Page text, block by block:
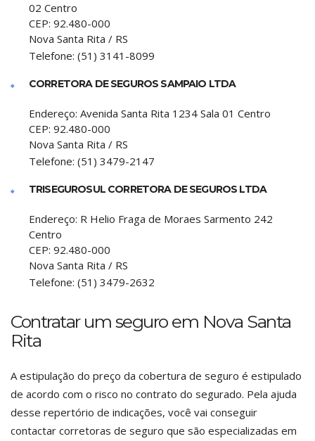
02 Centro
CEP: 92.480-000
Nova Santa Rita / RS
Telefone: (51) 3141-8099
CORRETORA DE SEGUROS SAMPAIO LTDA
Endereço: Avenida Santa Rita 1234 Sala 01 Centro
CEP: 92.480-000
Nova Santa Rita / RS
Telefone: (51) 3479-2147
TRISEGUROSUL CORRETORA DE SEGUROS LTDA
Endereço: R Helio Fraga de Moraes Sarmento 242
Centro
CEP: 92.480-000
Nova Santa Rita / RS
Telefone: (51) 3479-2632
Contratar um seguro em Nova Santa
Rita
A estipulação do preço da cobertura de seguro é estipulado
de acordo com o risco no contrato do segurado. Pela ajuda
desse repertório de indicações, você vai conseguir
contactar corretoras de seguro que são especializadas em